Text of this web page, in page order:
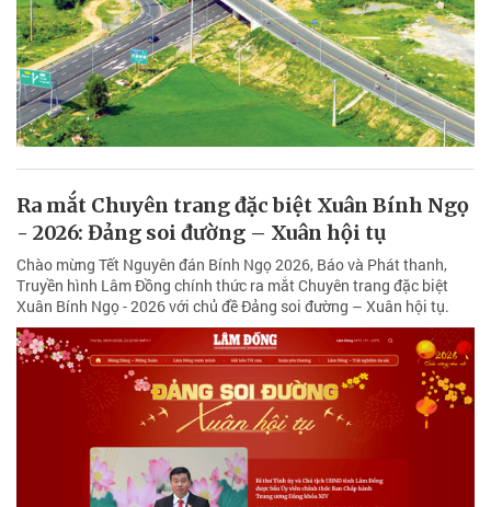
Ra mắt Chuyên trang đặc biệt Xuân Bính Ngọ
- 2026: Đảng soi đường – Xuân hội tụ
Chào mừng Tết Nguyên đán Bính Ngọ 2026, Báo và Phát thanh,
Truyền hình Lâm Đồng chính thức ra mắt Chuyên trang đặc biệt
Xuân Bính Ngọ - 2026 với chủ đề Đảng soi đường – Xuân hội tụ.